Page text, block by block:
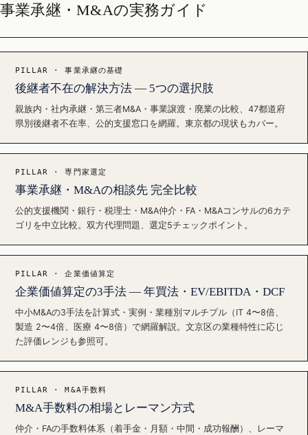
事業承継・M&Aの実務ガイド
PILLAR · 事業承継の基礎
後継者不在の解決方法 — 5つの選択肢
親族内・社内承継・第三者M&A・事業譲渡・廃業の比較、47都道府
県別後継者不在率、公的支援窓口を網羅。東京都の現状もカバー。
PILLAR · 専門家選定
事業承継・M&Aの相談先 完全比較
公的支援機関・銀行・税理士・M&A仲介・FA・M&Aコンサルの6カテ
ゴリを中立比較。双方代理問題、選定5チェックポイント。
PILLAR · 企業価値算定
企業価値算定の3手法 — 年買法・EV/EBITDA・DCF
中小M&Aの3手法を計算式・実例・業種別マルチプル（IT 4〜8倍、
製造 2〜4倍、医療 4〜8倍）で網羅解説。文京区の業種特性に応じ
た評価レンジも参照可。
PILLAR · M&A手数料
M&A手数料の相場とレーマン方式
仲介・FAの手数料体系（着手金・月額・中間・成功報酬）、レーマ